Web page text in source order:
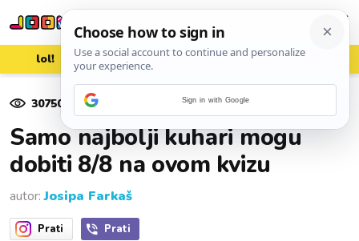
lol! aww vrh! woot?!
30750 pregleda
Samo najbolji kuhari mogu
dobiti 8/8 na ovom kvizu
autor:Josipa Farkaš
Prati Prati
Sign in with Google